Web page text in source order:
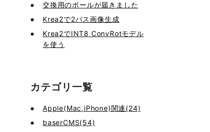
交換用のボールが届きました
Krea2で2パス画像生成
Krea2でINT8 ConvRotモデル
を使う
カテゴリ一覧
Apple(Mac,iPhone)関連(24)
baserCMS(54)